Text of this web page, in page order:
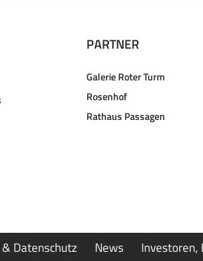
PARTNER
Galerie Roter Turm
Rosenhof
Rathaus Passagen
Datenschutz News Investoren,